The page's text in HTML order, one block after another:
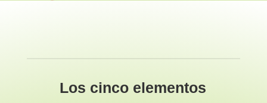
Los cinco elementos